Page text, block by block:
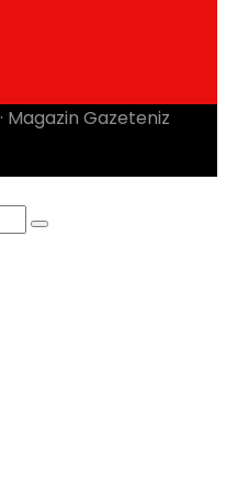
· Magazin Gazeteniz